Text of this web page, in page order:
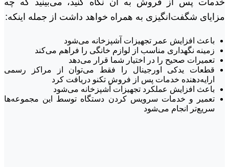
مزایای شگفت‌انگیزی به همراه خواهد داشت از جمله اینکه:
باعث افزایش عمر تجهیزات آشپزخانه می‌شود
زمینه نگهداری مناسب از لوازم خانگی را فراهم می‌کند
تعمیرات صحیح را در اختیار شما قرار می‌دهد
قطعات یدکی اورجینال را فقط می‌توان از مراکز رسمی
ارایه‌دهنده خدمات پس از فروش تکنو دریافت کرد
باعث افزایش عملکرد تجهیزات آشپزخانه می‌شود
تعمیر و خدمات سرویس کردن دستگاه توسط این مجموعه‌ها
سریع‌تر انجام می‌شود